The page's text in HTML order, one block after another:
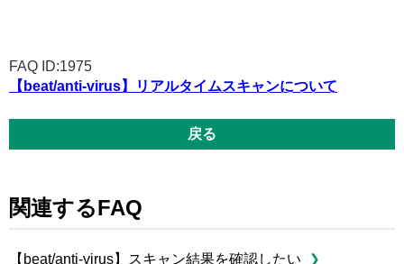
FAQ ID:1975
【beat/anti-virus】リアルタイムスキャンについて
戻る
関連するFAQ
【beat/anti-virus】スキャン結果を確認したい